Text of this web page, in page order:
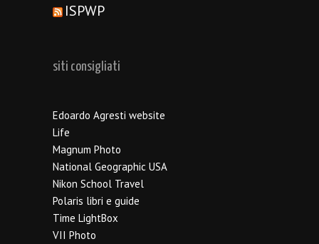
ISPWP
siti consigliati
Edoardo Agresti website
Life
Magnum Photo
National Geographic USA
Nikon School Travel
Polaris libri e guide
Time LightBox
VII Photo